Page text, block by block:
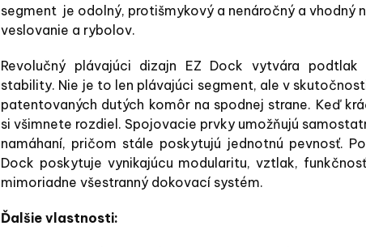
segment je odolný, protišmykový a nenáročný a vhodný
veslovanie a rybolov.
Revolučný plávajúci dizajn EZ Dock vytvára podtlak
stability. Nie je to len plávajúci segment, ale v
patentovaných dutých komôr na spodnej strane. Keď
si všimnete rozdiel. Spojovacie prvky umožňujú
namáhaní, pričom stále poskytujú jednotnú pevnosť.
Dock poskytuje vynikajúcu modularitu, vztlak,
mimoriadne všestranný dokovací systém.
Ďalšie vlastnosti: